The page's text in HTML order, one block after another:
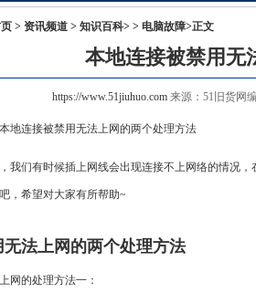
> 资讯频道 > 知识百科> > 电脑故障>正文
本地连接被禁用无
https://www.51jiuhuo.com来源：51旧货网
地连接被禁用无法上网的两个处理方法
我们有时候插上网线会出现连接不上网络的情况
，希望对大家有所帮助~
法上网的两个处理方法
的处理方法一：